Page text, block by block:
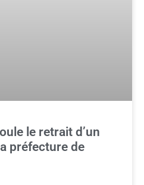
le retrait d’un
préfecture de